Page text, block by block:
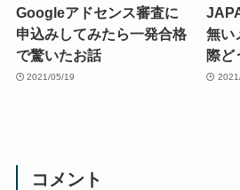
Googleアドセンス審査に
申込みしてみたら一発合格
で驚いたお話
2021/05/19
無い
際ど
コメント